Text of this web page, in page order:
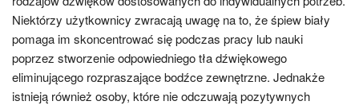
Niektórzy użytkownicy zwracają uwagę na to, że śpiew biały
pomaga im skoncentrować się podczas pracy lub nauki
poprzez stworzenie odpowiedniego tła dźwiękowego
eliminującego rozpraszające bodźce zewnętrzne. Jednakże
istnieją również osoby, które nie odczuwają pozytywnych